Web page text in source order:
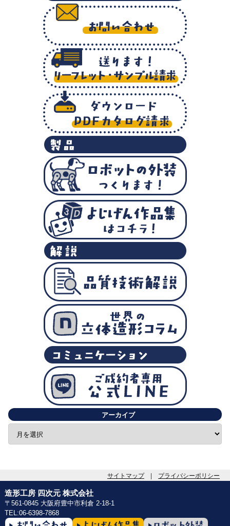
アーカイブ
サイトマップ プライバシーポリシー
造形工房 四次元 株式会社
〒561-0845 大阪府豊中市利倉 2-18-1
TEL:06-6398-7868